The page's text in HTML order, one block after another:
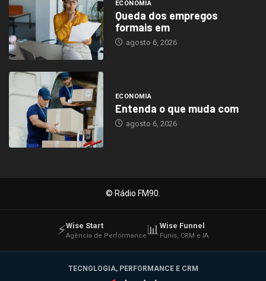
ECONOMIA
Queda dos empregos
formais em
agosto 6, 2026
ECONOMIA
Entenda o que muda com
agosto 6, 2026
© Rádio FM90.
⚡Wise Start
Agência de Performance 📊Wise Funnel
Funis, CRM e IA
TECNOLOGIA, PERFORMANCE E CRM